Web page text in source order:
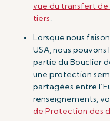
vue du transfert de
tiers.
Lorsque nous
USA, nous
partie du Bouclier
une protection
partagées entre
renseignements,
de Protection des